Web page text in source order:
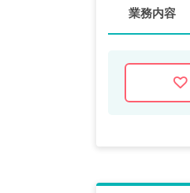
業務内容